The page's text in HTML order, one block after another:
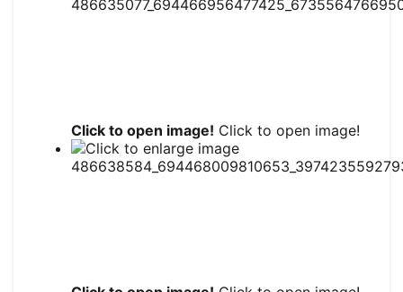
Click to open image! Click to open image!